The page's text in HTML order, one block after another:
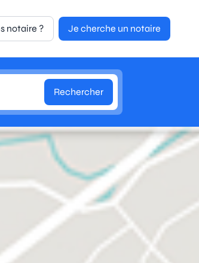
notaire ? Je cherche un notaire
Rechercher